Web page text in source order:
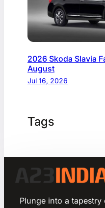
2026 Skoda Slavia
August
Jul 16, 2026
Tags
Plunge into a